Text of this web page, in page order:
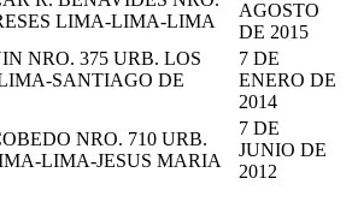
LIMA-LIMA-LIMA
AGOSTO
DE 2015
NRO. 375 URB. LOS
SANTIAGO DE
7 DE
ENERO DE
2014
NRO. 710 URB.
LIMA-JESUS MARIA
7 DE
JUNIO DE
2012